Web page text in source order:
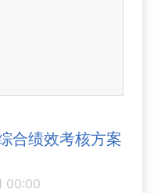
合绩效考核方案
00:00